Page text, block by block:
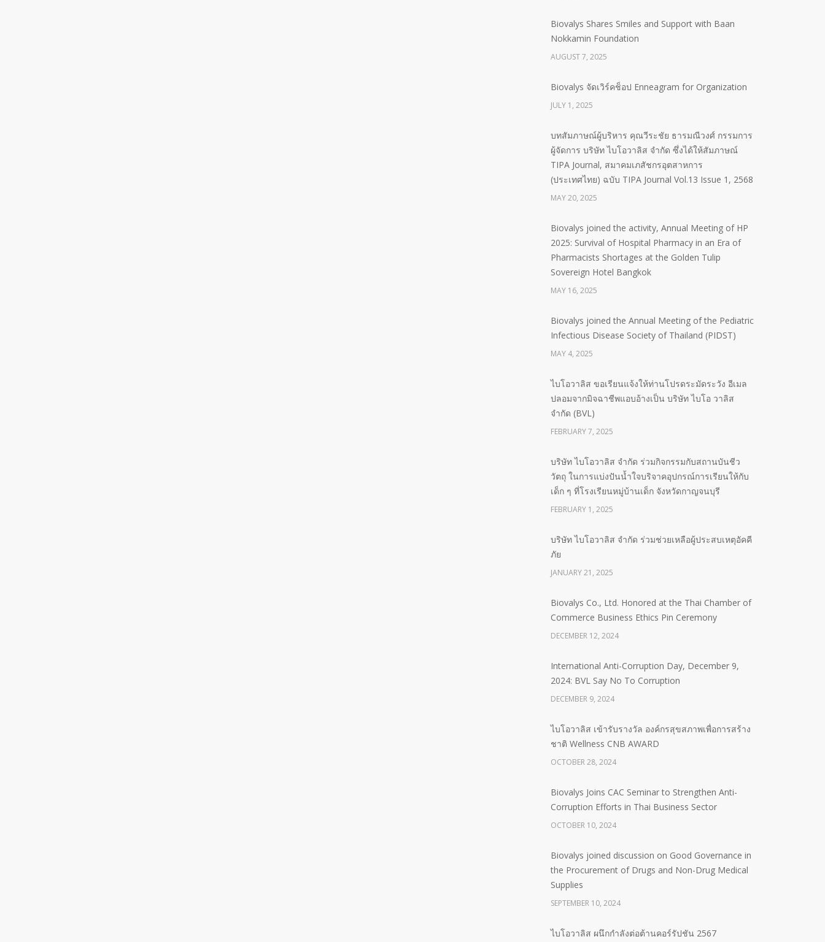
Biovalys Shares Smiles and Support with Baan
Nokkamin Foundation
AUGUST 7, 2025
Biovalys จัดเวิร์คช็อป Enneagram for Organization
JULY 1, 2025
บทสัมภาษณ์ผู้บริหาร คุณวีระชัย ธารมณีวงศ์ กรรมการ
ผู้จัดการ บริษัท ไบโอวาลิส จำกัด ซึ่งได้ให้สัมภาษณ์
TIPA Journal, สมาคมเภสัชกรอุตสาหการ
(ประเทศไทย) ฉบับ TIPA Journal Vol.13 Issue 1, 2568
MAY 20, 2025
Biovalys joined the activity, Annual Meeting of HP
2025: Survival of Hospital Pharmacy in an Era of
Pharmacists Shortages at the Golden Tulip
Sovereign Hotel Bangkok
MAY 16, 2025
Biovalys joined the Annual Meeting of the Pediatric
Infectious Disease Society of Thailand (PIDST)
MAY 4, 2025
ไบโอวาลิส ขอเรียนแจ้งให้ท่านโปรดระมัดระวัง อีเมล
ปลอมจากมิจฉาชีพแอบอ้างเป็น บริษัท ไบโอ วาลิส
จำกัด (BVL)
FEBRUARY 7, 2025
บริษัท ไบโอวาลิส จำกัด ร่วมกิจกรรมกับสถานบันชีว
วัตถุ ในการแบ่งปันน้ำใจบริจาคอุปกรณ์การเรียนให้กับ
เด็ก ๆ ที่โรงเรียนหมู่บ้านเด็ก จังหวัดกาญจนบุรี
FEBRUARY 1, 2025
บริษัท ไบโอวาลิส จำกัด ร่วมช่วยเหลือผู้ประสบเหตุอัคคี
ภัย
JANUARY 21, 2025
Biovalys Co., Ltd. Honored at the Thai Chamber of
Commerce Business Ethics Pin Ceremony
DECEMBER 12, 2024
International Anti-Corruption Day, December 9,
2024: BVL Say No To Corruption
DECEMBER 9, 2024
ไบโอวาลิส เข้ารับรางวัล องค์กรสุขสภาพเพื่อการสร้าง
ชาติ Wellness CNB AWARD
OCTOBER 28, 2024
Biovalys Joins CAC Seminar to Strengthen Anti-
Corruption Efforts in Thai Business Sector
OCTOBER 10, 2024
Biovalys joined discussion on Good Governance in
the Procurement of Drugs and Non-Drug Medical
Supplies
SEPTEMBER 10, 2024
ไบโอวาลิส ผนึกกำลังต่อต้านคอร์รัปชัน 2567